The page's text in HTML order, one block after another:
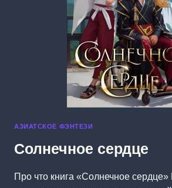
АЗИАТСКОЕ ФЭНТЕЗИ
Солнечное сердце
Про что книга «Солнечное